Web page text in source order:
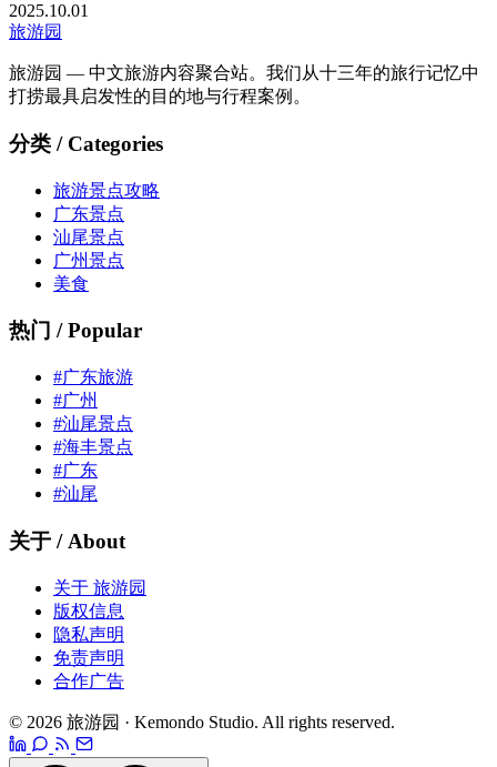
2025.10.01
旅游园
旅游园 — 中文旅游内容聚合站。我们从十三年的旅行记忆中
打捞最具启发性的目的地与行程案例。
分类 / Categories
旅游景点攻略
广东景点
汕尾景点
广州景点
美食
热门 / Popular
#广东旅游
#广州
#汕尾景点
#海丰景点
#广东
#汕尾
关于 / About
关于 旅游园
版权信息
隐私声明
免责声明
合作广告
© 2026 旅游园 · Kemondo Studio. All rights reserved.